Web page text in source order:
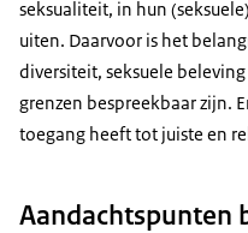
seksualiteit, in hun
uiten. Daarvoor is het
diversiteit, seksuele
grenzen bespreekbaar zijn.
toegang heeft tot juiste en
Aandachtspunten